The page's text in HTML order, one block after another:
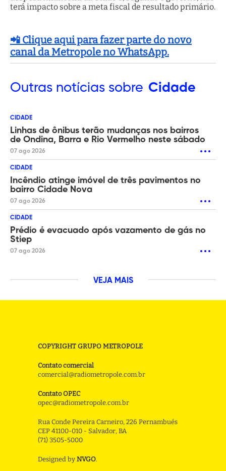
terá impacto sobre a meta fiscal de resultado primário.
📲 Clique aqui para fazer parte do novo
canal da Metropole no WhatsApp.
Outras notícias sobre Cidade
CIDADE
Linhas de ônibus terão mudanças nos bairros
de Ondina, Barra e Rio Vermelho neste sábado
07 ago 2026
CIDADE
Incêndio atinge imóvel de três pavimentos no
bairro Cidade Nova
07 ago 2026
CIDADE
Prédio é evacuado após vazamento de gás no
Stiep
07 ago 2026
VEJA MAIS
COPYRIGHT GRUPO METROPOLE
Contato comercial
comercial@radiometropole.com.br
Contato OPEC
opec@radiometropole.com.br
Rua Conde Pereira Carneiro, 226 Pernambués
CEP 41100-010 - Salvador, BA
(71) 3505-5000
Designed by NVGO.